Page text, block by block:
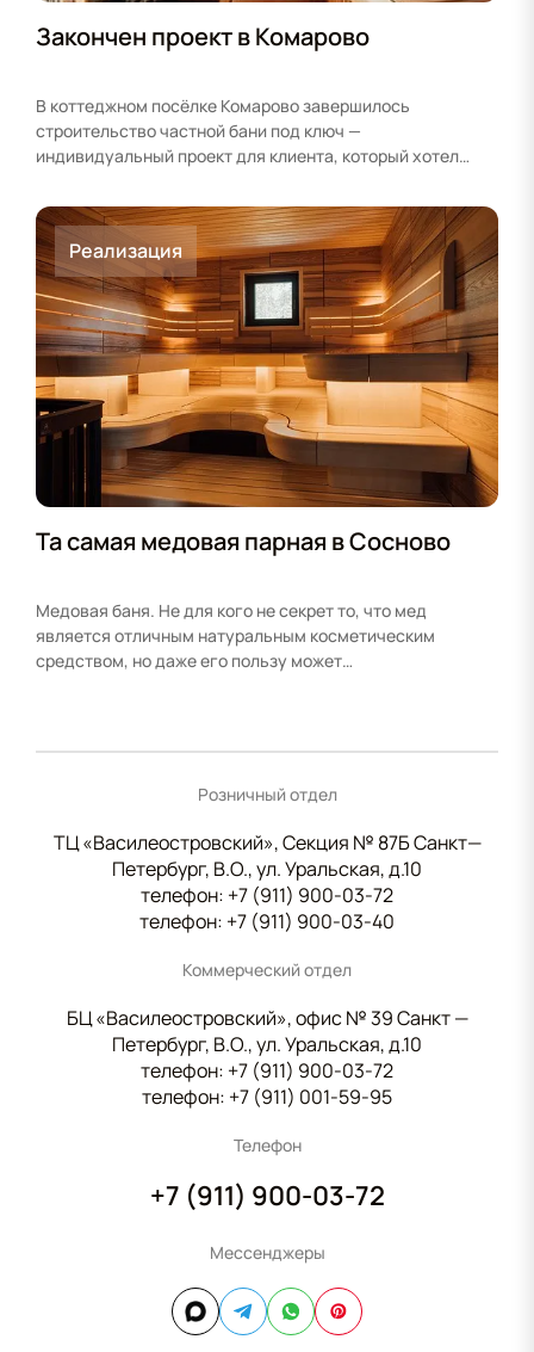
Закончен проект в Комарово
В коттеджном посёлке Комарово завершилось
строительство частной бани под ключ —
индивидуальный проект для клиента, который хотел
Реализация
Та самая медовая парная в Сосново
Медовая баня. Не для кого не секрет то, что мед
является отличным натуральным косметическим
средством, но даже его пользу может…
Розничный отдел
ТЦ «Василеостровский», Секция № 87Б Санкт—
Петербург, В.О., ул. Уральская, д.10
телефон: +7 (911) 900-03-72
телефон: +7 (911) 900-03-40
Коммерческий отдел
БЦ «Василеостровский», офис № 39 Санкт —
Петербург, В.О., ул. Уральская, д.10
телефон: +7 (911) 900-03-72
телефон: +7 (911) 001-59-95
Телефон
+7 (911) 900-03-72
Мессенджеры